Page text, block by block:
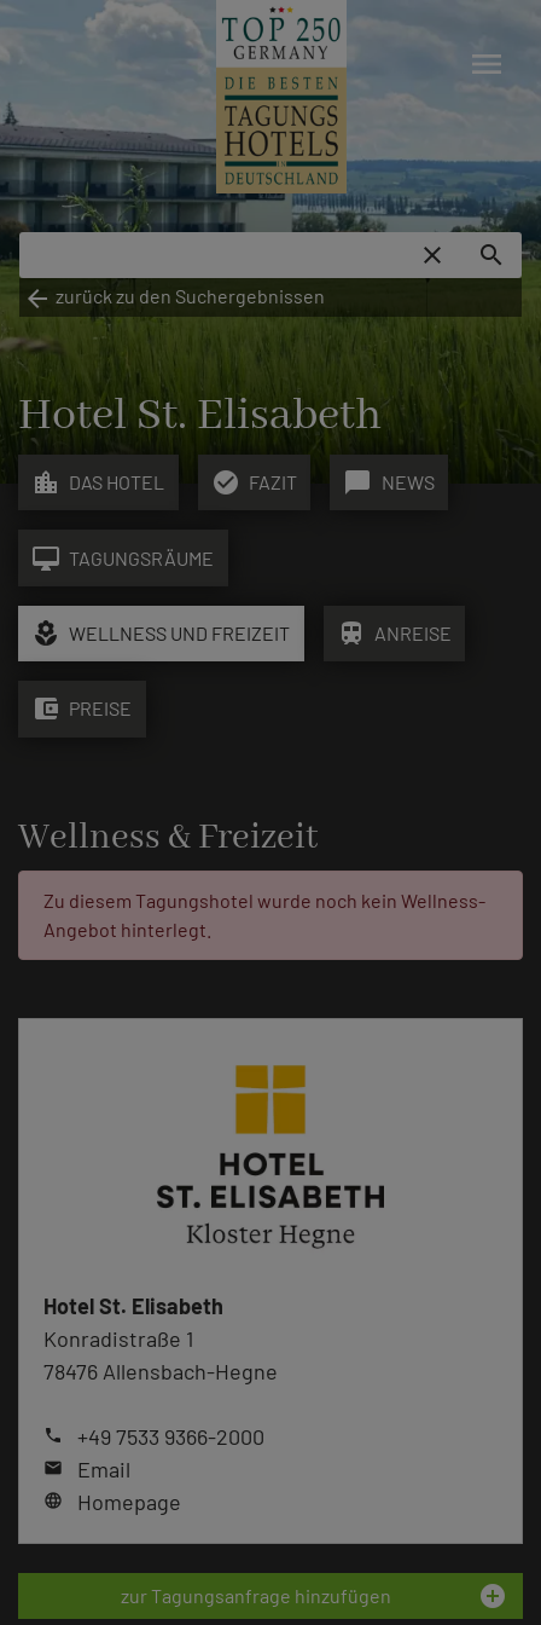
close
search
arrow_back zurück zu den Suchergebnissen
menu
Hotel St. Elisabeth
location_city DAS HOTEL check_circle FAZIT chat_bubble NEWS
desktop_mac TAGUNGSRÄUME
local_florist WELLNESS UND FREIZEIT train ANREISE
account_balance_wallet PREISE
Wellness & Freizeit
Fehler:
Zu diesem Tagungshotel wurde noch kein Wellness-
Angebot hinterlegt.
Hotel St. Elisabeth
Konradistraße 1
78476 Allensbach-Hegne
phone +49 7533 9366-2000
mail Email
language Homepage
zur Tagungsanfrage hinzufügen add_circle